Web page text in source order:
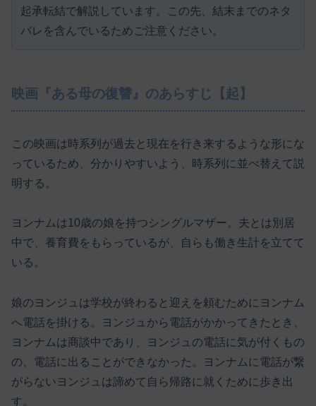
起承転結で解説しています。この先、結末までのネタ
バレを含んでいるためご注意ください。
映画『ある母の復讐』のあらすじ【起】
この映画は時系列が過去と現在を行き来するような形にな
っているため、分かりやすいよう、時系列に並べ替えて説
明する。
ヨンナムは10歳の娘を持つシングルマザー。夫とは別居
中で、養育費をもらっているが、自らも働き生計を立てて
いる。
娘のヨンジュは学校が終わると迎えを頼むためにヨンナム
へ電話を掛ける。ヨンジュから電話がかかってきたとき、
ヨンナムは商談中であり、ヨンジュの電話に気が付くもの
の、電話に出ることができなかった。ヨンナムに電話が繋
がらないヨンジュは諦めて自ら帰路に就くために歩き出
す。